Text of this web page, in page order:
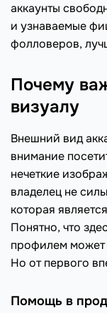
аккаунты
и узнаваемые
фолловеров,
Почему
визуалу
Внешний вид
внимание
нечеткие
владелец не
которая
Понятно, что
профилем может
Но от первого
Помощь в